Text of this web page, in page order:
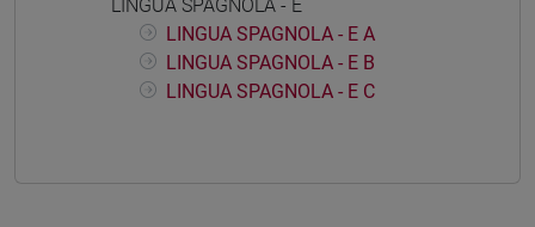
LINGUA SPAGNOLA - E
LINGUA SPAGNOLA - E A
LINGUA SPAGNOLA - E B
LINGUA SPAGNOLA - E C